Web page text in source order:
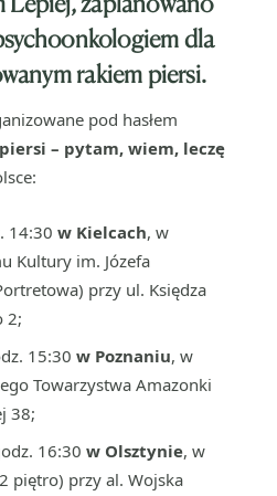
dla
rakiem piersi.
pod hasłem
– pytam, wiem, leczę
14:30 w Kielcach, w
Kultury im. Józefa
przy ul. Księdza
2;
15:30 w Poznaniu, w
Towarzystwa Amazonki
38;
16:30 w Olsztynie, w
piętro) przy al. Wojska